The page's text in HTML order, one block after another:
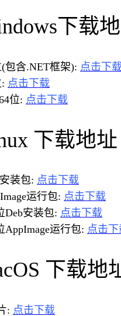
下载
包含.NET框架): 点击下
点击下载
位: 点击下载
下载地址
装包: 点击下载
运行包: 点击下载
Deb安装包: 点击下载
AppImage运行包: 点击下
下载地
: 点击下载